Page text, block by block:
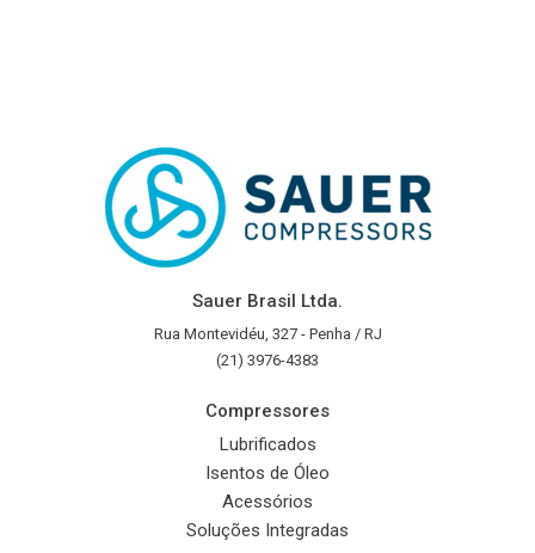
Sauer Brasil Ltda.
Rua Montevidéu, 327 - Penha / RJ
(21) 3976-4383
Compressores
Lubrificados
Isentos de Óleo
Acessórios
Soluções Integradas